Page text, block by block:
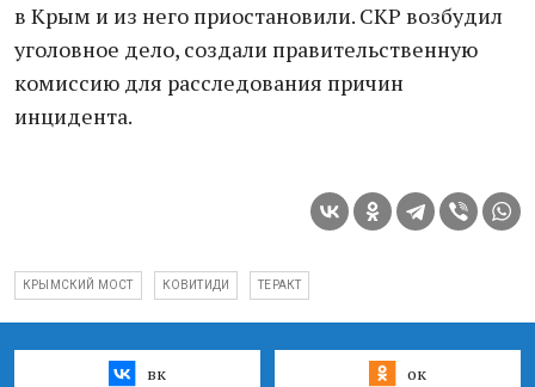
в Крым и из него приостановили. СКР возбудил
уголовное дело, создали правительственную
комиссию для расследования причин
инцидента.
КРЫМСКИЙ МОСТ КОВИТИДИ ТЕРАКТ
вк ок